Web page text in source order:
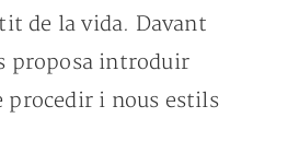
de la vida. Davant
proposa introduir
procedir i nous estils